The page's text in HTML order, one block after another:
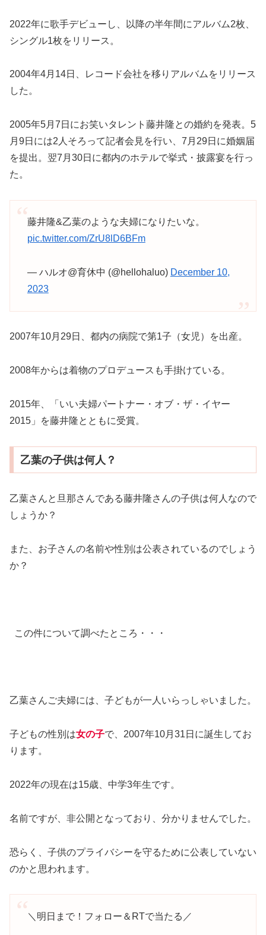
2022年に歌手デビューし、以降の半年間にアルバム2枚、
シングル1枚をリリース。
2004年4月14日、レコード会社を移りアルバムをリリース
した。
2005年5月7日にお笑いタレント藤井隆との婚約を発表。5
月9日には2人そろって記者会見を行い、7月29日に婚姻届
を提出。翌7月30日に都内のホテルで挙式・披露宴を行っ
た。
藤井隆&乙葉のような夫婦になりたいな。
pic.twitter.com/ZrU8lD6BFm
— ハルオ@育休中 (@hellohaluo) December 10,
2023
2007年10月29日、都内の病院で第1子（女児）を出産。
2008年からは着物のプロデュースも手掛けている。
2015年、「いい夫婦パートナー・オブ・ザ・イヤー
2015」を藤井隆とともに受賞。
乙葉の子供は何人？
乙葉さんと旦那さんである藤井隆さんの子供は何人なので
しょうか？
また、お子さんの名前や性別は公表されているのでしょう
か？
この件について調べたところ・・・
乙葉さんご夫婦には、子どもが一人いらっしゃいました。
子どもの性別は女の子で、2007年10月31日に誕生してお
ります。
2022年の現在は15歳、中学3年生です。
名前ですが、非公開となっており、分かりませんでした。
恐らく、子供のプライバシーを守るために公表していない
のかと思われます。
＼明日まで！フォロー＆RTで当たる／